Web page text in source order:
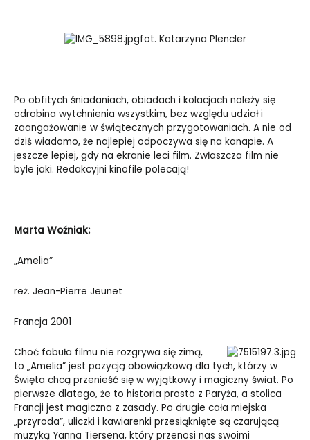
fot. Katarzyna Plencler
Po obfitych śniadaniach, obiadach i kolacjach należy się
odrobina wytchnienia wszystkim, bez względu udział i
zaangażowanie w świątecznych przygotowaniach. A nie od
dziś wiadomo, że najlepiej odpoczywa się na kanapie. A
jeszcze lepiej, gdy na ekranie leci film. Zwłaszcza film nie
byle jaki. Redakcyjni kinofile polecają!
Marta Woźniak:
„Amelia”
reż. Jean-Pierre Jeunet
Francja 2001
Choć fabuła filmu nie rozgrywa się zimą,
to „Amelia” jest pozycją obowiązkową dla tych, którzy w
Święta chcą przenieść się w wyjątkowy i magiczny świat. Po
pierwsze dlatego, że to historia prosto z Paryża, a stolica
Francji jest magiczna z zasady. Po drugie cała miejska
„przyroda”, uliczki i kawiarenki przesiąknięte są czarującą
muzyką Yanna Tiersena, który przenosi nas swoimi